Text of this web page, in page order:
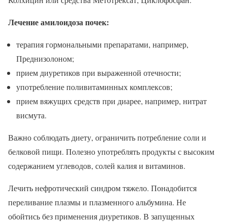
Лечение амилоидоза почек:
терапия гормональными препаратами, например,
Преднизолоном;
прием диуретиков при выраженной отечности;
употребление поливитаминных комплексов;
прием вяжущих средств при диарее, например, нитрат
висмута.
Важно соблюдать диету, ограничить потребление соли и
белковой пищи. Полезно употреблять продукты с высоким
содержанием углеводов, солей калия и витаминов.
Лечить нефротический синдром тяжело. Понадобится
переливание плазмы и плазменного альбумина. Не
обойтись без применения диуретиков. В запущенных